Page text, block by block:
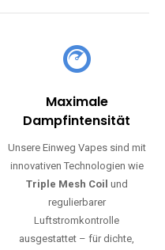
Maximale
Dampfintensität
Unsere Einweg Vapes sind mit
innovativen Technologien wie
Triple Mesh Coil und
regulierbarer
Luftstromkontrolle
ausgestattet – für dichte,